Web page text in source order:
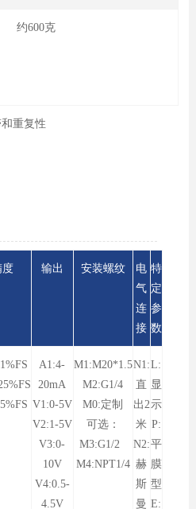
约600克
重复性
度 输出 安装螺纹
电
气
连
接
特
定
参
数
A1:4-
20mA
V1:0-5V
V2:1-5V
V3:0-
10V
V4:0.5-
4.5V
M1:M20*1.5
M2:G1/4
M0:定制
可选：
M3:G1/2
M4:NPT1/4
N1:
直
出2
米
N2:
赫
斯
曼
L:
显
示
P:
平
膜
型
E: